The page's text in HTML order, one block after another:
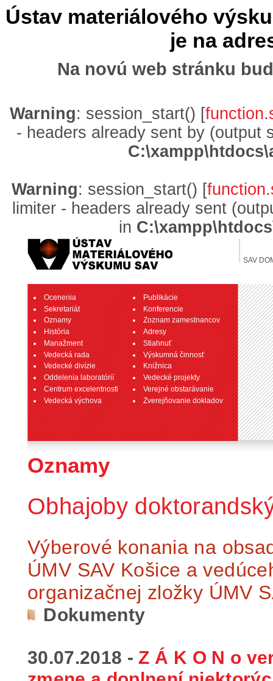
Ústav materiálového
je na
Na novú web stránku
Warning: session_start() [
- headers already sent by (output
Warning: session_start() [
limiter - headers already sent
in
SAV
Ocenenia
Sekretariát
Oznamy
História
Manažment
Vedecká rada
Vedecké divízie
Oddelenia laboratórií
Centrum excelentnosti
Vedecká výchova
Publikácie
Konferencie
Zoznam zamestnancov
Adresy
Stiahnuť
Výskumná činnosť
Knižnica
Vedecké projekty
Verejné obstarávanie
Zverejňovanie dokladov
Oznamy
Obhajoby
Výberové konania na
ÚMV SAV Košice a
organizačnej zložky ÚMV
Dokumenty
30.07.2018 -Z Á K O N o